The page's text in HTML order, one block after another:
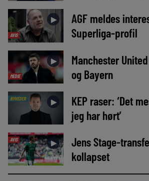
AVIS
►
AGF meldes
Superliga-profil
MEDIE
►
Manchester
og Bayern
NYHEDER ►
KEP raser: ‘Det
jeg har hørt’
AVIS ►
Jens Stage-
kollapset